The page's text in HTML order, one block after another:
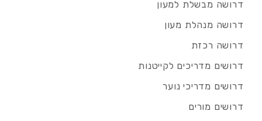
דרושה מבשלת למעון
דרושה מנהלת מעון
דרושה רכזת
דרושים מדריכים לקייטנות
דרושים מדריכי נוער
דרושים מורים